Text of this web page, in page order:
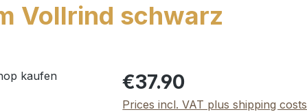
Vollrind schwarz
Regular price:
€37.90
Prices incl. VAT plus shipping costs